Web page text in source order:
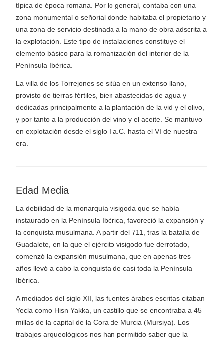
típica de época romana. Por lo general, contaba con una
zona monumental o señorial donde habitaba el propietario y
una zona de servicio destinada a la mano de obra adscrita a
la explotación. Este tipo de instalaciones constituye el
elemento básico para la romanización del interior de la
Península Ibérica.
La villa de los Torrejones se sitúa en un extenso llano,
provisto de tierras fértiles, bien abastecidas de agua y
dedicadas principalmente a la plantación de la vid y el olivo,
y por tanto a la producción del vino y el aceite. Se mantuvo
en explotación desde el siglo I a.C. hasta el VI de nuestra
era.
Edad Media
La debilidad de la monarquía visigoda que se había
instaurado en la Península Ibérica, favoreció la expansión y
la conquista musulmana. A partir del 711, tras la batalla de
Guadalete, en la que el ejército visigodo fue derrotado,
comenzó la expansión musulmana, que en apenas tres
años llevó a cabo la conquista de casi toda la Península
Ibérica.
A mediados del siglo XII, las fuentes árabes escritas citaban
Yecla como Hisn Yakka, un castillo que se encontraba a 45
millas de la capital de la Cora de Murcia (Mursiya). Los
trabajos arqueológicos nos han permitido saber que la